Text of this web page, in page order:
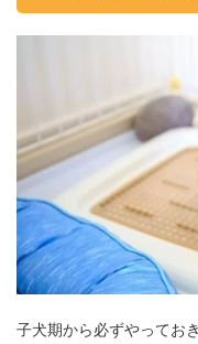
子犬期から必ずやってお